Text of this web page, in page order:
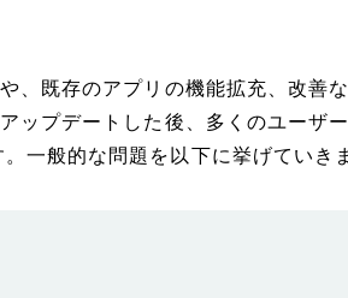
、既存のアプリの機能拡充、改善
ップデートした後、多くのユーザ
一般的な問題を以下に挙げていき